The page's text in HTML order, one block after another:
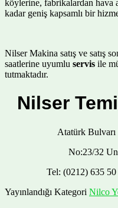
köylerine, fabrikalardan hava
kadar geniş kapsamlı bir
Nilser Makina satış ve satış
saatlerine uyumlu servis ile
tutmaktadır.
Nilser
Atatürk
No:23/32
Tel: (0212) 635
Yayınlandığı Kategori Nilco